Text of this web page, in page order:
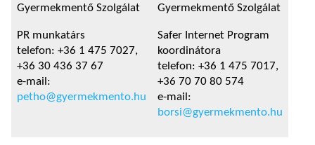
Gyermekmentő Szolgálat
PR munkatárs
telefon: +36 1 475 7027,
+36 30 436 37 67
e-mail:
petho@gyermekmento.hu
Gyermekmentő Szolgálat
Safer Internet Program
koordinátora
telefon: +36 1 475 7017,
+36 70 70 80 574
e-mail:
borsi@gyermekmento.hu